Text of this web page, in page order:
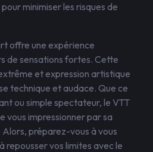
minimiser les risques de
offre une expérience
de sensations fortes. Cette
et expression artistique
technique et audace. Que ce
ou simple spectateur, le VTT
vous impressionner par sa
préparez-vous à vous
repousser vos limites avec le